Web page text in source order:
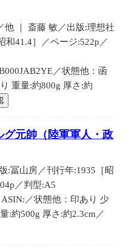
他 ｜ 斎藤 敏／出版:理想社
和41.4］／ページ:522p／
／状態他：函
重量:約800g 厚さ:約
グ元帥（陸軍軍人・政
:冨山房／刊行年:1935［昭
／判型:A5
／状態他：印あり 少
:約500g 厚さ:約2.3cm／